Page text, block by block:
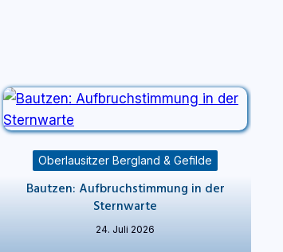
Oberlausitzer Bergland & Gefilde
Bautzen: Aufbruchstimmung in der
Sternwarte
24. Juli 2026